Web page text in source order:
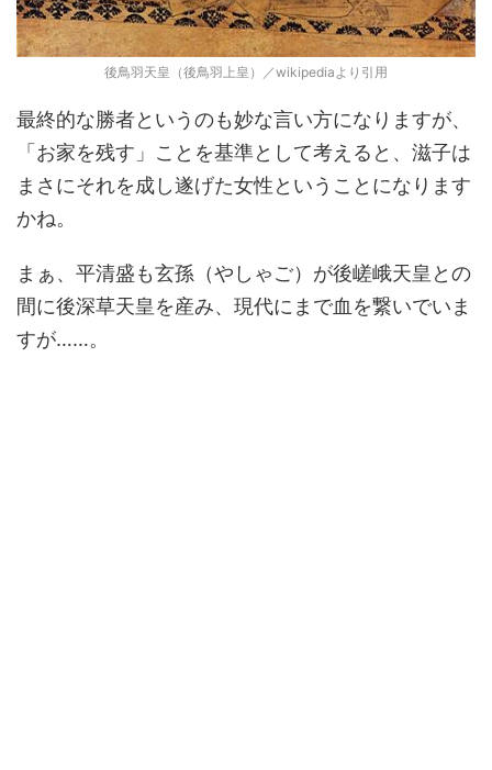
後鳥羽天皇（後鳥羽上皇）／wikipediaより引用
最終的な勝者というのも妙な言い方になりますが、
「お家を残す」ことを基準として考えると、滋子は
まさにそれを成し遂げた女性ということになります
かね。
まぁ、平清盛も玄孫（やしゃご）が後嵯峨天皇との
間に後深草天皇を産み、現代にまで血を繋いでいま
すが……。